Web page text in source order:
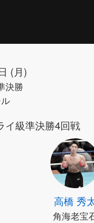
(月)
決勝
イ級準決勝4回戦
高橋 秀
角海老宝